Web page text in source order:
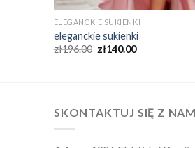
ELEGANCKIE SUKIENKI
eleganckie sukienki
zł196.00 zł140.00
SKONTAKTUJ SIĘ Z